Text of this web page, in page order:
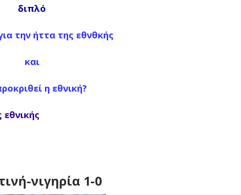
διπλό
την ήττα της εθνθκής
και
η εθνική?
νιγηρία 1-0